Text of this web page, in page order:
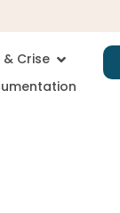
& Crise